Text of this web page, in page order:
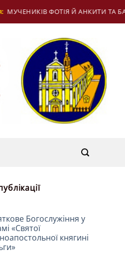
ІЗ НИМИ
Богослужіння у
«Святої
княгині